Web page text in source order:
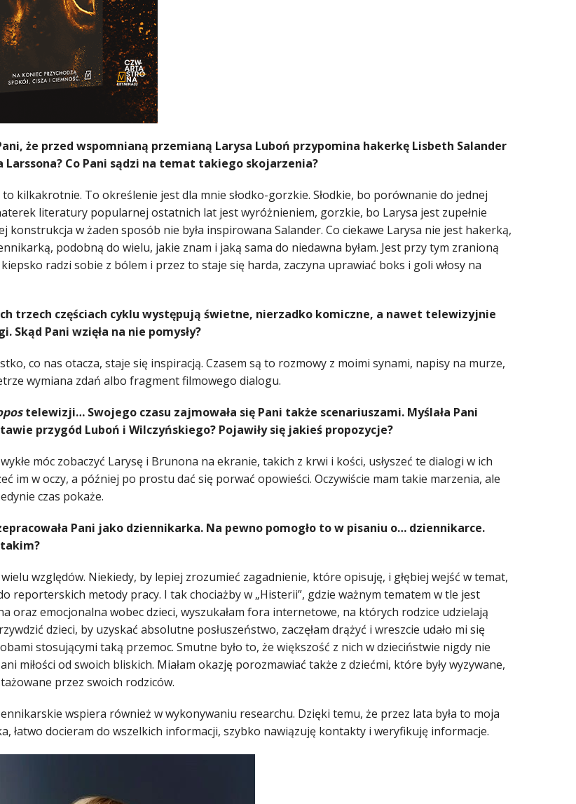
że przed wspomnianą przemianą Larysa Luboń przypomina hakerkę Lisbeth Salander
Larssona? Co Pani sądzi na temat takiego skojarzenia?
to kilkakrotnie. To określenie jest dla mnie słodko-gorzkie. Słodkie, bo porównanie do jednej
literatury popularnej ostatnich lat jest wyróżnieniem, gorzkie, bo Larysa jest zupełnie
konstrukcja w żaden sposób nie była inspirowana Salander. Co ciekawe Larysa nie jest hakerką,
podobną do wielu, jakie znam i jaką sama do niedawna byłam. Jest przy tym zranioną
radzi sobie z bólem i przez to staje się harda, zaczyna uprawiać boks i goli włosy na
trzech częściach cyklu występują świetne, nierzadko komiczne, a nawet telewizyjnie
Skąd Pani wzięła na nie pomysły?
co nas otacza, staje się inspiracją. Czasem są to rozmowy z moimi synami, napisy na murze,
wymiana zdań albo fragment filmowego dialogu.
telewizji… Swojego czasu zajmowała się Pani także scenariuszami. Myślała Pani
przygód Luboń i Wilczyńskiego? Pojawiły się jakieś propozycje?
móc zobaczyć Larysę i Brunona na ekranie, takich z krwi i kości, usłyszeć te dialogi w ich
im w oczy, a później po prostu dać się porwać opowieści. Oczywiście mam takie marzenia, ale
czas pokaże.
Pani jako dziennikarka. Na pewno pomogło to w pisaniu o… dziennikarce.
względów. Niekiedy, by lepiej zrozumieć zagadnienie, które opisuję, i głębiej wejść w temat,
reporterskich metody pracy. I tak chociażby w „Histerii”, gdzie ważnym tematem w tle jest
oraz emocjonalna wobec dzieci, wyszukałam fora internetowe, na których rodzice udzielają
dzieci, by uzyskać absolutne posłuszeństwo, zaczęłam drążyć i wreszcie udało mi się
stosującymi taką przemoc. Smutne było to, że większość z nich w dzieciństwie nigdy nie
miłości od swoich bliskich. Miałam okazję porozmawiać także z dziećmi, które były wyzywane,
przez swoich rodziców.
wspiera również w wykonywaniu researchu. Dzięki temu, że przez lata była to moja
łatwo docieram do wszelkich informacji, szybko nawiązuję kontakty i weryfikuję informacje.